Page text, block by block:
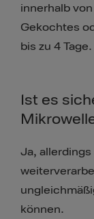
innerhalb
Gekochtes
bis zu 4 Tage.
Ist es
Ja,
können.